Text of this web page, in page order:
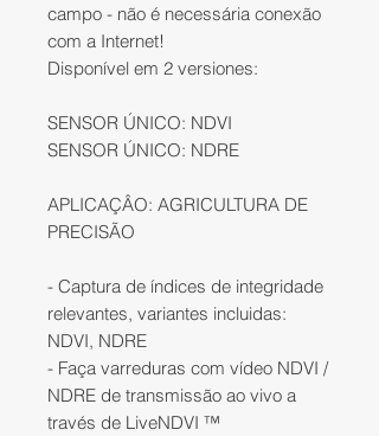
campo - não é necessária conexão
com a Internet!
Disponível em 2 versiones:
SENSOR ÚNICO: NDVI
SENSOR ÚNICO: NDRE
APLICAÇÂO: AGRICULTURA DE
PRECISÃO
- Captura de índices de integridade
relevantes, variantes incluidas:
NDVI, NDRE
- Faça varreduras com vídeo NDVI /
NDRE de transmissão ao vivo a
través de LiveNDVI ™